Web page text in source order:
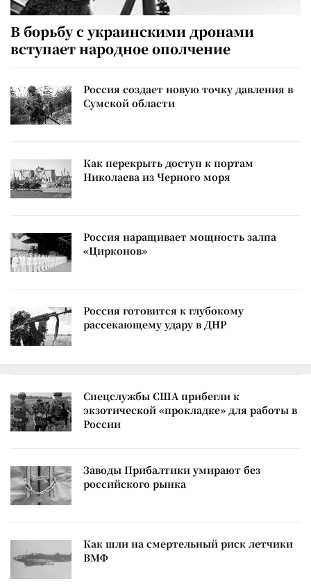
В борьбу с украинскими дронами
вступает народное ополчение
Россия создает новую точку давления в
Сумской области
Как перекрыть доступ к портам
Николаева из Черного моря
Россия наращивает мощность залпа
«Цирконов»
Россия готовится к глубокому
рассекающему удару в ДНР
Спецслужбы США прибегли к
экзотической «прокладке» для работы в
России
Заводы Прибалтики умирают без
российского рынка
Как шли на смертельный риск летчики
ВМФ